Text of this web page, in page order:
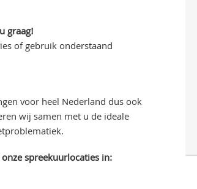
graag!
of gebruik onderstaand
voor heel Nederland dus ook
wij samen met u de ideale
spreekuurlocaties in: